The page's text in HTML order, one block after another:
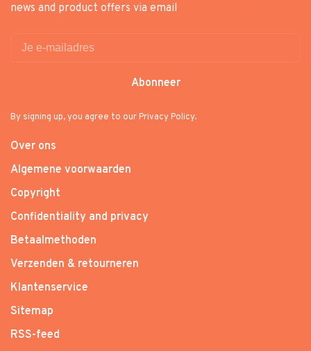
news and product offers via email
Abonneer
By signing up, you agree to our Privacy Policy.
Over ons
Algemene voorwaarden
Copyright
Confidentiality and privacy
Betaalmethoden
Verzenden & retourneren
Klantenservice
Sitemap
RSS-feed